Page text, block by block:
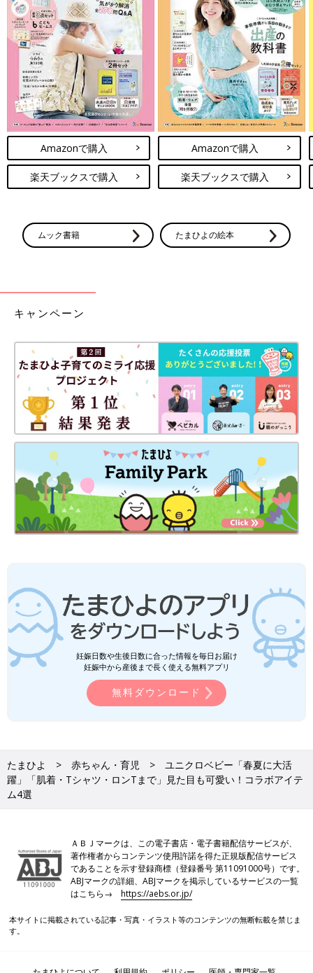
デが決まるのもGood！これからお外遊びをする際も「ロンT」
「半袖T」を小さく くるくるっと丸めてカバンに納めておけば、
汚れたときにサッとお着替えもできるのでおすすめですよ。ぜひ
チェックしてみてください♪
(文・水川ちさ)
●記事内容でご紹介している投稿、リンク先は、削除される場合
があります。あらかじめご了承ください。
●記事の内容は2024年3月の情報で、現在と異なる場合がありま
す。
水川 ちさ
ー2級も取得。たまひよONLINEライター3年目。笑いのツボがい
っしょな夫・長女（小6）・次女（小4）・長男（小1）とにぎや
多いのではないでしょうか？暖かくなってから
急いで準備するのも大変ですし、余裕をもって
そろえておきたいですよね！今回は元アパレル
店員ライターが、春～初夏に向けてそろえてお
くと助かるおすすめ商品をご紹介します。
ユニクロキッズ「おしゃれでかわいいデ
ザイン」「公園遊びにも最適！」春に使
える4選
春が近づいているとはいってもまだまだ風が冷
たかったり、寒さが残る時期。子どもにどんな
アイテムを着せるのがいいのか、悩む人もいる
かと思います。外遊びやお出かけしやすい時期
でもあるので、公園遊びにも使えるような動き
やすいアイテムが良いですよね！今回は元アパ
レル店員ライターが、アクティブな動きにも
OKな、春にもおすすめの商品をご紹介しま
す。
ユニクロ/UNIQLOの記事一覧
Amazonで購入
楽天ブックスで購入
Amazonで購入
楽天ブックスで購入
ムック書籍 たまひよの絵本
キャンペーン
妊娠日数や生後日数に合った情報を毎日お届け
妊娠中から産後まで長く使える無料アプリ
無料ダウンロード
たまひよ 赤ちゃん・育児
ユニクロベビー「春夏に大活
躍」「肌着・Tシャツ・ロンTまで」見た目も可愛い！コラボアイテ
ム4選
ＡＢＪマークは、この電子書店・電子書籍配信サービスが、
著作権者からコンテンツ使用許諾を得た正規版配信サービス
であることを示す登録商標（登録番号 第11091000号）です。
ABJマークの詳細、ABJマークを掲示しているサービスの一覧
はこちら→https://aebs.or.jp/
本サイトに掲載されている記事・写真・イラスト等のコンテンツの無断転載を禁じま
す。